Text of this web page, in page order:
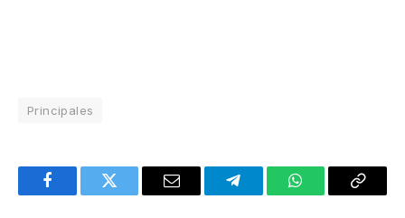
Principales
FacebookTwitter Email TelegramWhatsAppCopy